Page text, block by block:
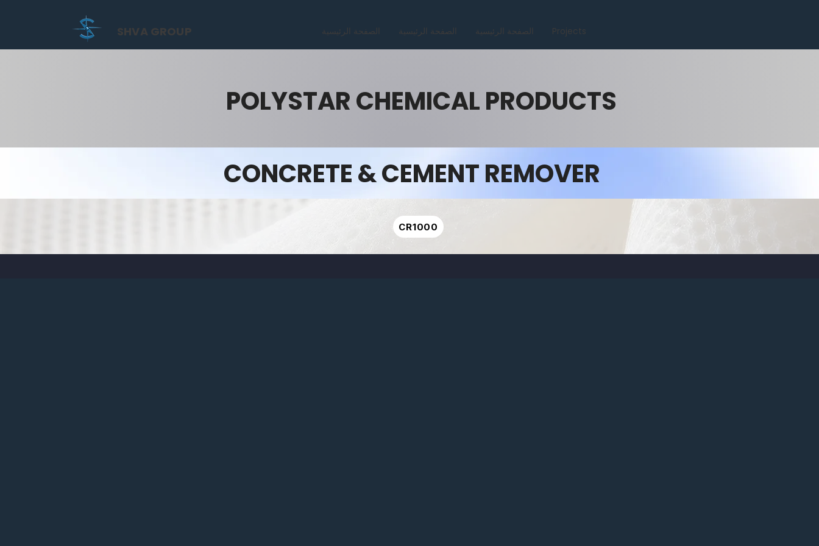
الصفحة الرئيسية الصفحة الرئيسية الصفحة الرئيسية Projects
SHVA GROUP
POLYSTAR CHEMICAL PRODUCTS
CONCRETE & CEMENT REMOVER
CR1000